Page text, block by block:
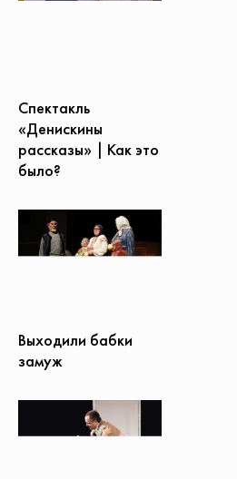
Спектакль
«Денискины
рассказы» | Как это
было?
Выходили бабки
замуж